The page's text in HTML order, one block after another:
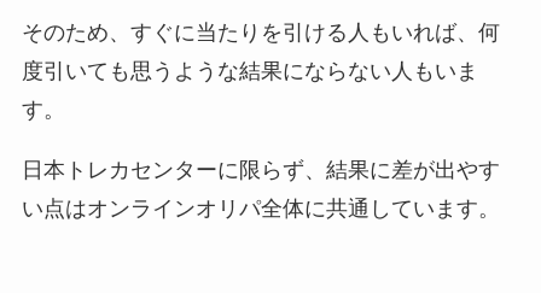
そのため、すぐに当たりを引ける人もいれば、何
度引いても思うような結果にならない人もいま
す。
日本トレカセンターに限らず、結果に差が出やす
い点はオンラインオリパ全体に共通しています。